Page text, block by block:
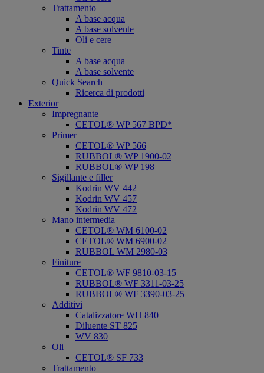
Trattamento
A base acqua
A base solvente
Oli e cere
Tinte
A base acqua
A base solvente
Quick Search
Ricerca di prodotti
Exterior
Impregnante
CETOL® WP 567 BPD*
Primer
CETOL® WP 566
RUBBOL® WP 1900-02
RUBBOL® WP 198
Sigillante e filler
Kodrin WV 442
Kodrin WV 457
Kodrin WV 472
Mano intermedia
CETOL® WM 6100-02
CETOL® WM 6900-02
RUBBOL WM 2980-03
Finiture
CETOL® WF 9810-03-15
RUBBOL® WF 3311-03-25
RUBBOL® WF 3390-03-25
Additivi
Catalizzatore WH 840
Diluente ST 825
WV 830
Oli
CETOL® SF 733
Trattamento